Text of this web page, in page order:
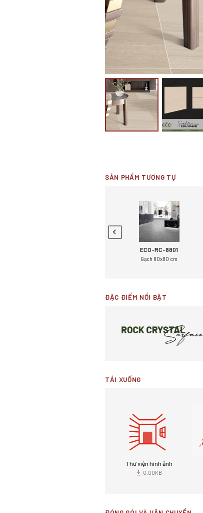
SẢN PHẨM TƯƠNG TỰ
ECO-RC-8801
Gạch 80x80 cm
ĐẶC ĐIỂM NỔI BẬT
TẢI XUỐNG
Thư viện hình ảnh
0.00KB